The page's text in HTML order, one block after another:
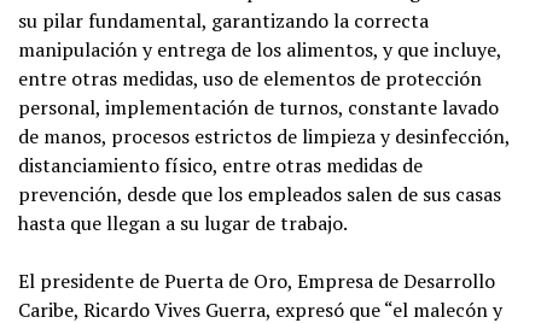
su pilar fundamental, garantizando la correcta
manipulación y entrega de los alimentos, y que incluye,
entre otras medidas, uso de elementos de protección
personal, implementación de turnos, constante lavado
de manos, procesos estrictos de limpieza y desinfección,
distanciamiento físico, entre otras medidas de
prevención, desde que los empleados salen de sus casas
hasta que llegan a su lugar de trabajo.
El presidente de Puerta de Oro, Empresa de Desarrollo
Caribe, Ricardo Vives Guerra, expresó que “el malecón y